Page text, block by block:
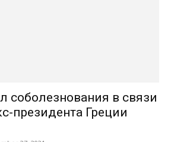
соболезнования в связи
президента Греции